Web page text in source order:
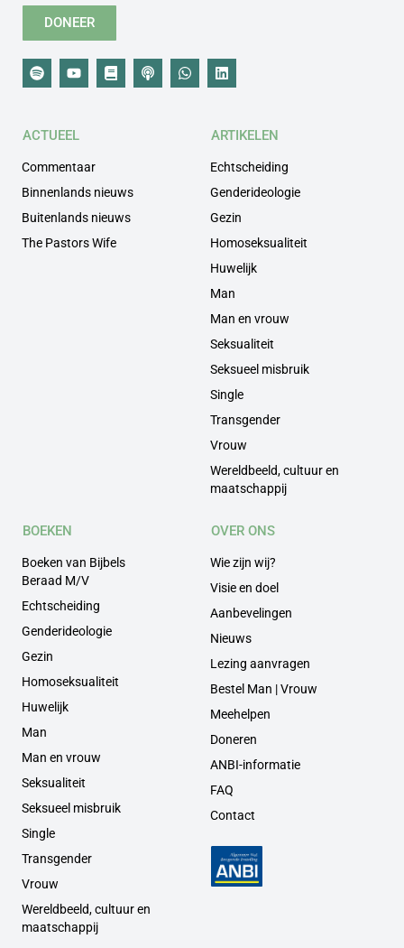
DONEER
ACTUEEL
Commentaar
Binnenlands nieuws
Buitenlands nieuws
The Pastors Wife
ARTIKELEN
Echtscheiding
Genderideologie
Gezin
Homoseksualiteit
Huwelijk
Man
Man en vrouw
Seksualiteit
Seksueel misbruik
Single
Transgender
Vrouw
Wereldbeeld, cultuur en
maatschappij
BOEKEN
Boeken van Bijbels
Beraad M/V
Echtscheiding
Genderideologie
Gezin
Homoseksualiteit
Huwelijk
Man
Man en vrouw
Seksualiteit
Seksueel misbruik
Single
Transgender
Vrouw
Wereldbeeld, cultuur en
maatschappij
OVER ONS
Wie zijn wij?
Visie en doel
Aanbevelingen
Nieuws
Lezing aanvragen
Bestel Man | Vrouw
Meehelpen
Doneren
ANBI-informatie
FAQ
Contact